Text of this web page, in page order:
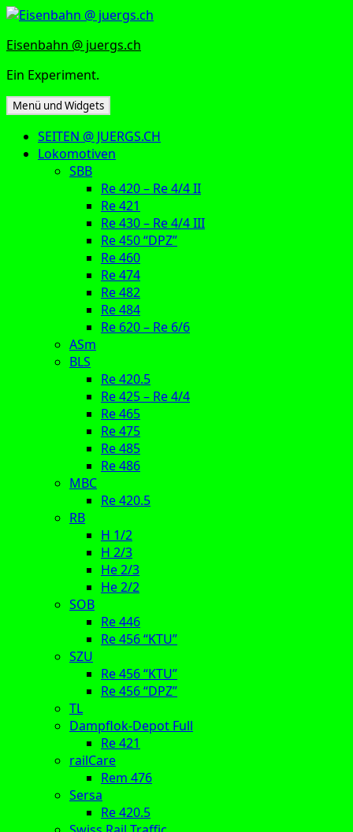
Zum
springen
Eisenbahn @ juergs.ch
Ein Experiment.
Menü und Widgets
SEITEN @ JUERGS.CH
Lokomotiven
SBB
Re 420 – Re 4/4 II
Re 421
Re 430 – Re 4/4 III
Re 450 “DPZ”
Re 460
Re 474
Re 482
Re 484
Re 620 – Re 6/6
ASm
BLS
Re 420.5
Re 425 – Re 4/4
Re 465
Re 475
Re 485
Re 486
MBC
Re 420.5
RB
H 1/2
H 2/3
He 2/3
He 2/2
SOB
Re 446
Re 456 “KTU”
SZU
Re 456 “KTU”
Re 456 “DPZ”
TL
Dampflok-Depot Full
Re 421
railCare
Rem 476
Sersa
Re 420.5